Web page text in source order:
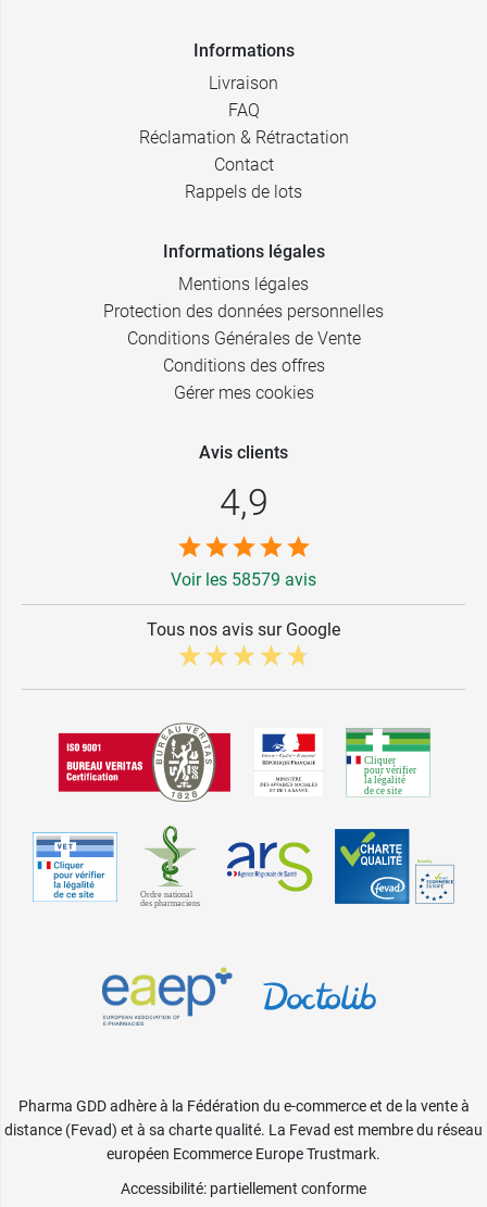
Informations
Livraison
FAQ
Réclamation & Rétractation
Contact
Rappels de lots
Informations légales
Mentions légales
Protection des données personnelles
Conditions Générales de Vente
Conditions des offres
Gérer mes cookies
Avis clients
4,9
Voir les 58579 avis
Tous nos avis sur Google
Pharma GDD adhère à la Fédération du e-commerce et de la vente à
distance (Fevad) et à sa charte qualité. La Fevad est membre du réseau
européen Ecommerce Europe Trustmark.
Accessibilité: partiellement conforme